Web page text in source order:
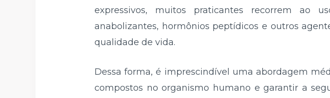
expressivos, muitos praticantes recorrem ao
anabolizantes, hormônios peptídicos e outros
qualidade de vida.
Dessa forma, é imprescindível uma abordagem
compostos no organismo humano e garantir a